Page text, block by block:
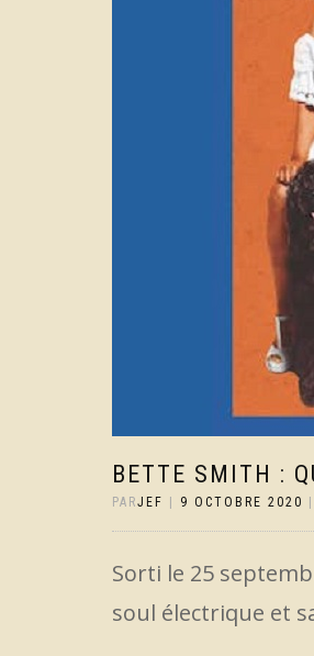
BETTE SMITH :
PARJEF 9 OCTOBRE 2020
Sorti le 25
soul électrique et